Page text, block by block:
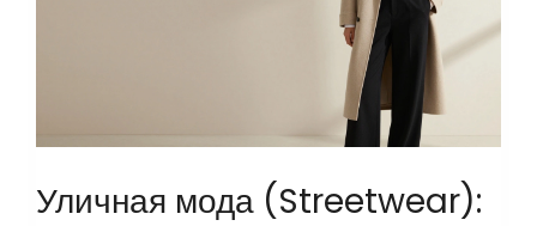
Уличная мода (Streetwear):